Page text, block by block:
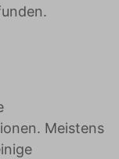
Meistens